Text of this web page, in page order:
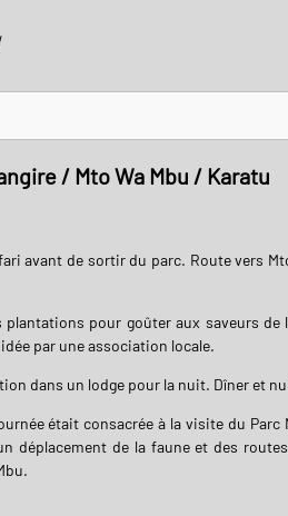
/ Mto Wa Mbu / Karatu
avant de sortir du parc. Route vers
plantations pour goûter aux saveurs
par une association locale.
dans un lodge pour la nuit. Dîner et
était consacrée à la visite du Parc
déplacement de la faune et des